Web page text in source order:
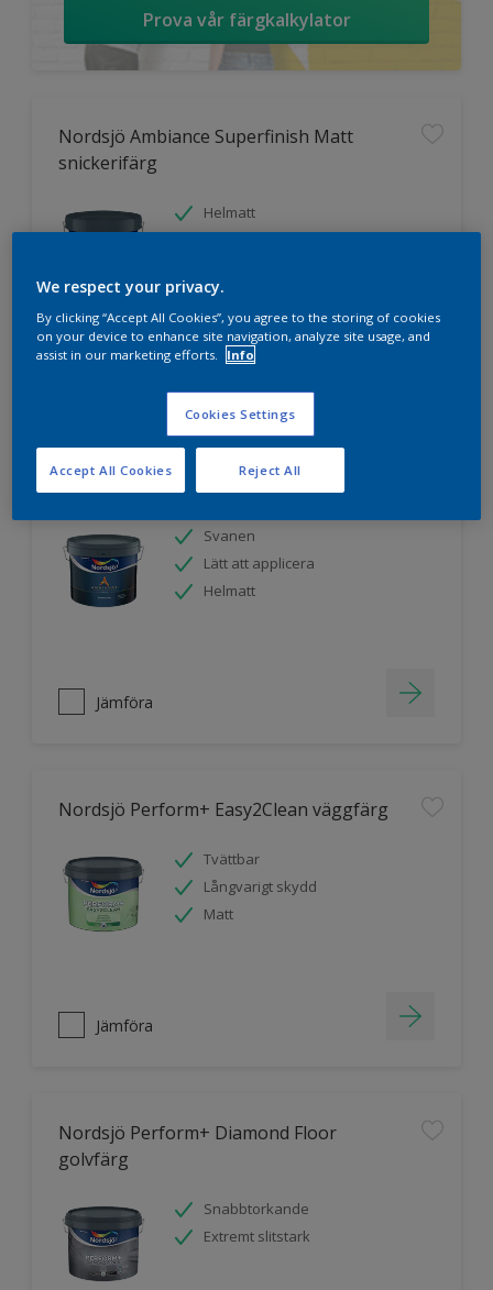
Prova vår färgkalkylator
Nordsjö Ambiance Superfinish Matt
snickerifärg
Helmatt
Nordsjö Ambiance Endless Sky takfärg
Svanen
Lätt att applicera
Helmatt
Jämföra
Nordsjö Perform+ Easy2Clean väggfärg
Tvättbar
Långvarigt skydd
Matt
Jämföra
Nordsjö Perform+ Diamond Floor
golvfärg
Snabbtorkande
Extremt slitstark
We respect your privacy.
By clicking “Accept All Cookies”, you agree to the storing of cookies
on your device to enhance site navigation, analyze site usage, and
assist in our marketing efforts.
Info
Cookies Settings
Reject All
Accept All Cookies